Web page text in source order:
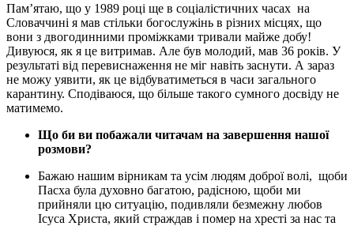
Пам’ятаю, що у 1989 році ще в соціалістичних часах на
Словаччині я мав стільки богослужінь в різних місцях, що
вони з двогодинними проміжками тривали майже добу!
Дивуюся, як я це витримав. Але був молодий, мав 36 років. У
результаті від перевиснаження не міг навіть заснути. А зараз
не можу уявити, як це відбуватиметься в часи загального
карантину. Сподіваюся, що більше такого сумного досвіду не
матимемо.
Що би ви побажали читачам на завершення нашої
розмови?
Бажаю нашим вірникам та усім людям доброї волі, щоби
Пасха була духовно багатою, радісною, щоби ми
прийняли цю ситуацію, подивляли безмежну любов
Ісуса Христа, який страждав і помер на хресті за нас та